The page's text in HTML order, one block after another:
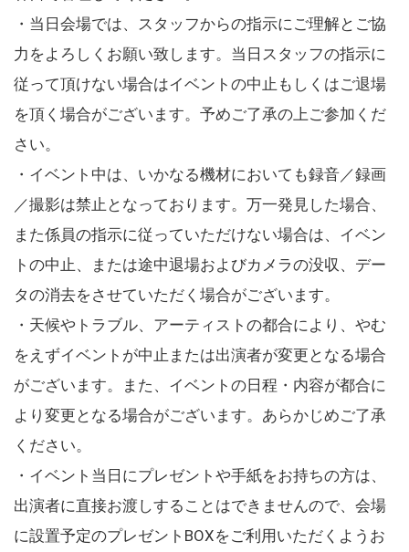
・当日会場では、スタッフからの指示にご理解とご協
力をよろしくお願い致します。当日スタッフの指示に
従って頂けない場合はイベントの中止もしくはご退場
を頂く場合がございます。予めご了承の上ご参加くだ
さい。
・イベント中は、いかなる機材においても録音／録画
／撮影は禁止となっております。万一発見した場合、
また係員の指示に従っていただけない場合は、イベン
トの中止、または途中退場およびカメラの没収、デー
タの消去をさせていただく場合がございます。
・天候やトラブル、アーティストの都合により、やむ
をえずイベントが中止または出演者が変更となる場合
がございます。また、イベントの日程・内容が都合に
より変更となる場合がございます。あらかじめご了承
ください。
・イベント当日にプレゼントや手紙をお持ちの方は、
出演者に直接お渡しすることはできませんので、会場
に設置予定のプレゼントBOXをご利用いただくようお